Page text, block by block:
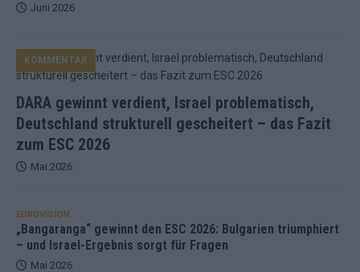
Juni 2026
DARA gewinnt verdient, Israel problematisch,
Deutschland strukturell gescheitert – das Fazit
zum ESC 2026
KOMMENTAR
Mai 2026
EUROVISION
„Bangaranga“ gewinnt den ESC 2026: Bulgarien triumphiert
– und Israel-Ergebnis sorgt für Fragen
Mai 2026